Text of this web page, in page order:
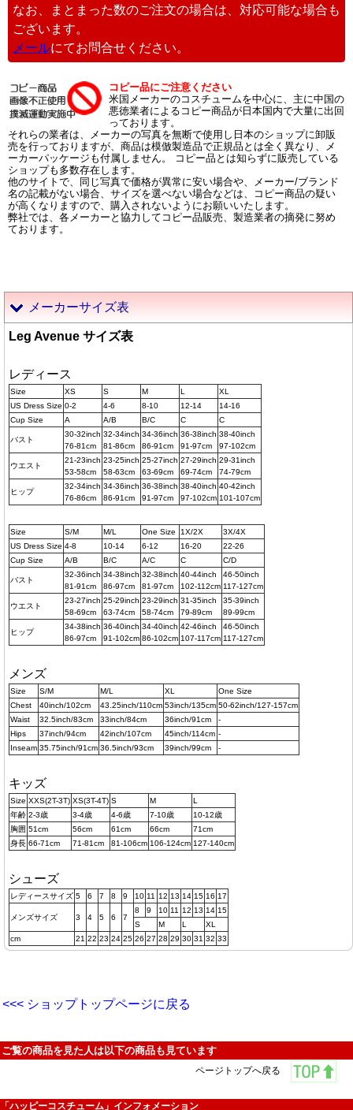
なお、まとまった数のご注文の場合は、対応可能な場合も
ございます。
メールにてお問合せください。
コピー品にご注意ください
米国メーカーのコスチュームを中心に、主に中国の
悪徳業者によるコピー商品が日本国内で大量に出回
っております。
それらの業者は、メーカーの写真を無断で使用し日本のショップに卸販
売を行っておりますが、商品は模倣製造品で正規品とは全く異なり、メ
ーカーパッケージも付属しません。 コピー品とは知らずに販売している
ショップも多数存在します。
他のサイトで、同じ写真で価格が異常に安い場合や、メーカー/ブランド
名の記載がない場合、サイズを選べない場合などは、コピー商品の疑い
が高くなりますので、購入されないようにお願いいたします。
弊社では、各メーカーと協力してコピー品販売、製造業者の摘発に努め
ております。
メーカーサイズ表
Leg Avenue サイズ表
レディース
Size XS S M L
XL
US Dress Size 0-2 4-6 8-10 12-14
14-16
Cup Size
A A/B B/C C C
バスト
30-32inch
76-81cm
32-34inch
81-86cm
34-36inch
86-91cm
36-38inch
91-97cm
38-40inch
97-102cm
ウエスト
21-23inch
53-58cm
23-25inch
58-63cm
25-27inch
63-69cm
27-29inch
69-74cm
29-31inch
74-79cm
ヒップ
32-34inch
76-86cm
34-36inch
86-91cm
36-38inch
91-97cm
38-40inch
97-102cm
40-42inch
101-107cm
Size S/M M/L One Size 1X/2X
3X/4X
US Dress Size 4-8 10-14 6-12 16-20
22-26
Cup Size
A/B B/C A/C C C/D
バスト
32-36inch
81-91cm
34-38inch
86-97cm
32-38inch
81-97cm
40-44inch
102-112cm
46-50inch
117-127cm
ウエスト
23-27inch
58-69cm
25-29inch
63-74cm
23-29inch
58-74cm
31-35inch
79-89cm
35-39inch
89-99cm
ヒップ
34-38inch
86-97cm
36-40inch
91-102cm
34-40inch
86-102cm
42-46inch
107-117cm
46-50inch
117-127cm
メンズ
Size S/M M/L XL
One Size
Chest
40inch/102cm 43.25inch/110cm 53inch/135cm 50-62inch/127-157cm
Waist
32.5inch/83cm 33inch/84cm 36inch/91cm
-
Hips
37inch/94cm 42inch/107cm 45inch/114cm -
Inseam 35.75inch/91cm 36.5inch/93cm 39inch/99cm -
キッズ
Size XXS(2T-3T) XS(3T-4T) S M
L
年齢 2-3歳 3-4歳 4-6歳 7-10歳
10-12歳
胸囲 51cm 56cm 61cm 66cm
71cm
身長 66-71cm 71-81cm 81-106cm 106-124cm 127-140cm
シューズ
レディースサイズ 5 6 7 8 9 10 11 12 13 14 15 16 17
メンズサイズ 3 4 5 6 7
8 9 10 11 12 13 14 15
S
M L
XL
cm
21 22 23 24 25 26 27 28 29 30 31 32 33
<<< ショップトップページに戻る
ご覧の商品を見た人は以下の商品も見ています
ページトップへ戻る
「ハッピーコスチューム」インフォメーション